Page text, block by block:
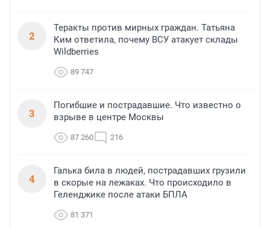
2
Теракты против мирных граждан. Татьяна
Ким ответила, почему ВСУ атакует склады
Wildberries
89 747
3
Погибшие и пострадавшие. Что известно о
взрыве в центре Москвы
87 260 216
4
Галька била в людей, пострадавших грузили
в скорые на лежаках. Что происходило в
Геленджике после атаки БПЛА
81 371